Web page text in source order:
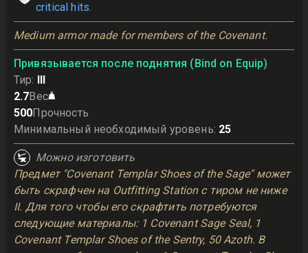
critical hits.
Medium armor made for members of the Covenant.
Привязывается после поднятия (Bind on Equip)
Тир: III
2.7Вес
500Прочность
Минимальный необходимый уровень: 25
Можно изготовить
Предмет "Covenant Templar Shoes of the Sage" может
быть скрафчен на Outfitting Station с тиром не ниже
II. Для того чтобы его скрафтить потребуются
следующие материалы: 1 Covenant Sage Seal, 1
Covenant Templar Shoes of the Sentry, 50 Azoth. В